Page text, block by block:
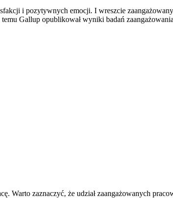
i pozytywnych emocji. I wreszcie
Gallup opublikował wyniki badań
Warto zaznaczyć, że udział zaangażowanych